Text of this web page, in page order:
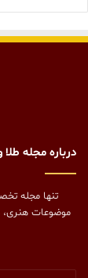
درباره مجله
تنها مجله
موضوعات هنری،